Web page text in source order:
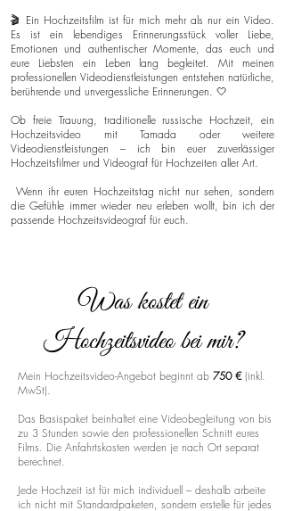
🎬 Ein Hochzeitsfilm ist für mich mehr als nur ein Video.
Es ist ein lebendiges Erinnerungsstück voller Liebe,
Emotionen und authentischer Momente, das euch und
eure Liebsten ein Leben lang begleitet. Mit meinen
professionellen Videodienstleistungen entstehen natürliche,
berührende und unvergessliche Erinnerungen. 🤍
Ob freie Trauung, traditionelle russische Hochzeit, ein
Hochzeitsvideo mit Tamada oder weitere
Videodienstleistungen – ich bin euer zuverlässiger
Hochzeitsfilmer und Videograf für Hochzeiten aller Art.
Wenn ihr euren Hochzeitstag nicht nur sehen, sondern
die Gefühle immer wieder neu erleben wollt, bin ich der
passende Hochzeitsvideograf für euch.
Was kostet ein
Hochzeitsvideo bei mir?
Mein Hochzeitsvideo-Angebot beginnt ab 750 € (inkl.
MwSt).
Das Basispaket beinhaltet eine Videobegleitung von bis
zu 3 Stunden sowie den professionellen Schnitt eures
Films. Die Anfahrtskosten werden je nach Ort separat
berechnet.
Jede Hochzeit ist für mich individuell – deshalb arbeite
ich nicht mit Standardpaketen, sondern erstelle für jedes